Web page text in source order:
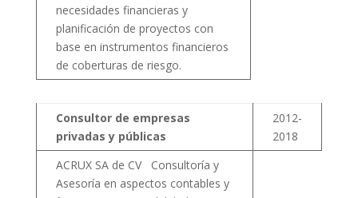
necesidades financieras y
planificación de proyectos con
base en instrumentos financieros
de coberturas de riesgo.
Consultor de empresas
privadas y públicas
2012-
2018
ACRUX SA de CV Consultoría y
Asesoría en aspectos contables y